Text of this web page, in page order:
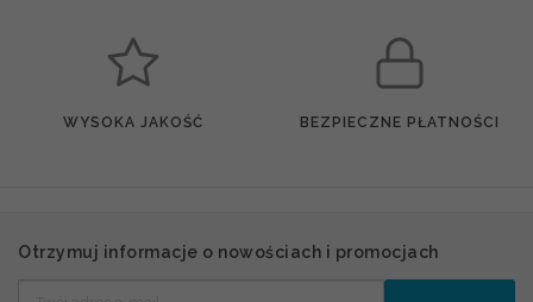
WYSOKA JAKOŚĆ BEZPIECZNE PŁATNOŚCI
Otrzymuj informacje o nowościach i promocjach